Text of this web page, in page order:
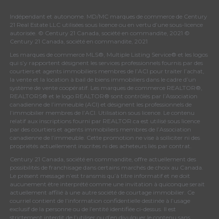
Indépendant et autonome. MD/MC marques de commerce de Century
21 Real Estate LLC utilisées sous licence ou en vertu d’une sous-licence
autorisée. © Century 21 Canada, société en commandite, 2021 ©
Century 21 Canada, société en commandite, 2021
Les marques de commerce MLS®, Multiple Listing Service® et les logos
qui s’y rapportent désignent les services professionnels fournis par des
courtiers et agents immobiliers membres de l’ACI pour traiter l’achat,
la vente et la location à bail de biens immobiliers dans le cadre d’un
système de vente coopératif. Les marques de commerce REALTOR®,
REALTORS® et le logo REALTOR® sont contrôlés par l’Association
canadienne de l’immeuble (ACI) et désignent les professionnels de
l’immobilier membres de l’ACI. Utilisation sous licence. Le contenu
relatif aux inscriptions fourni par REALTOR.ca est utilisé sous licence
par des courtiers et agents immobiliers membres de l’Association
canadienne de l’immeuble . Cette promotion ne vise à solliciter ni des
propriétés actuellement inscrites ni des acheteurs liés par contrat.
Century 21 Canada, société en commandite, offre actuellement des
possibilités de franchisage dans certains marchés de choix au Canada.
Le présent message n’est transmis qu’à titre informatif et ne doit
aucunement être interprété comme une invitation à quiconque serait
actuellement affilié à une autre société de courtage immobilier. Ce
courriel contient de l’information confidentielle destinée à l’usage
exclusif de la personne ou de l’entité identifiée ci-dessus. Il est
strictement interdit de l’utiliser ou d’en divulguer le contenu sans